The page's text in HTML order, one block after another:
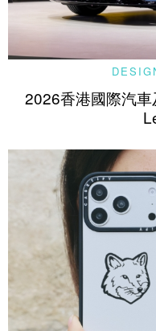
2026香港國際汽